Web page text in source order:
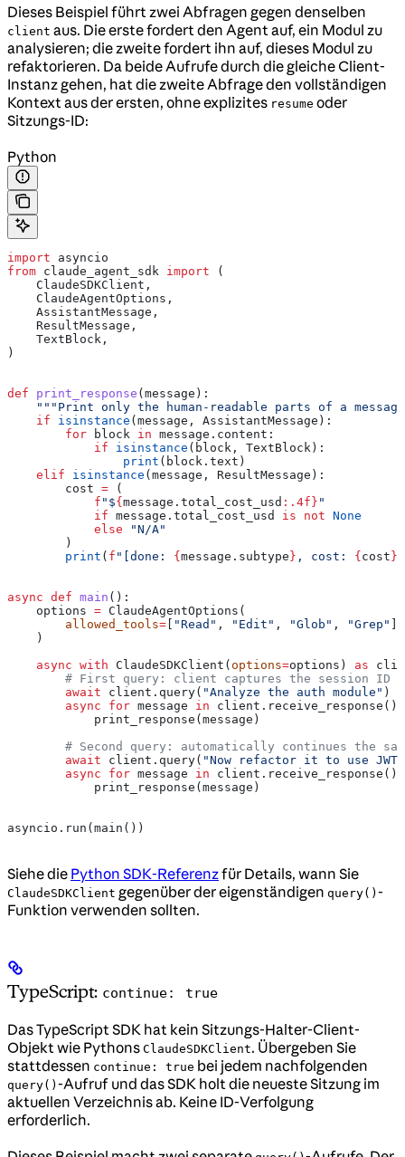
Dieses Beispiel führt zwei Abfragen gegen denselben
client aus. Die erste fordert den Agent auf, ein Modul zu
analysieren; die zweite fordert ihn auf, dieses Modul zu
refaktorieren. Da beide Aufrufe durch die gleiche Client-
Instanz gehen, hat die zweite Abfrage den vollständigen
Kontext aus der ersten, ohne explizites resume oder
Sitzungs-ID:
Python
import asyncio
from claude_agent_sdk import (
    ClaudeSDKClient,
    ClaudeAgentOptions,
    AssistantMessage,
    ResultMessage,
    TextBlock,
)
def print_response (message ):
"""Print only the human-readable parts of a
    if
isinstance (message, AssistantMessage):
        for
block in message.content:
            if
isinstance (block, TextBlock):
                print
(block.text)
    elif
isinstance (message, ResultMessage):
        cost
= (
            f
"${message.total_cost_usd :.4f} "
            if
message.total_cost_usd is not None
            else
"N/A"
        )
        print
( f "[done: {message.subtype} , cost: {cost}
async def main ():
    options
= ClaudeAgentOptions(
        allowed_tools
= [ "Read" , "Edit" , "Glob" , "Grep" ],
    )
    async
with ClaudeSDKClient(options=options) as
# First query: client captures the session ID
        await
client.query( "Analyze the auth module" )
        async
for message in client.receive_response():
            print_response(message)
# Second query: automatically continues the
        await
client.query( "Now refactor it to use JWT"
        async
for message in client.receive_response():
            print_response(message)
asyncio.run(main())
Siehe die Python SDK-Referenzfür Details, wann Sie
ClaudeSDKClient gegenüber der eigenständigen query() -
Funktion verwenden sollten.
TypeScript: continue: true
Das TypeScript SDK hat kein Sitzungs-Halter-Client-
Objekt wie Pythons ClaudeSDKClient. Übergeben Sie
stattdessen continue: true bei jedem nachfolgenden
query() -Aufruf und das SDK holt die neueste Sitzung im
aktuellen Verzeichnis ab. Keine ID-Verfolgung
erforderlich.